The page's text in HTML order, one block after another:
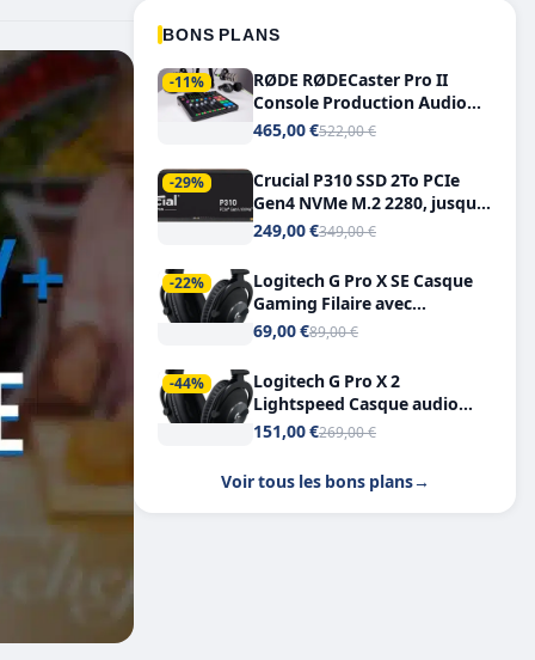
BONS PLANS
-11%
RØDE RØDECaster Pro II
Console Production Audio
Tout-en-Un, Bluetooth et
465,00 €522,00 €
-29%
Crucial P310 SSD 2To PCIe
Gen4 NVMe M.2 2280, jusqu’à
7.100 Mo/s
249,00 €349,00 €
-22%
Logitech G Pro X SE Casque
Gaming Filaire avec
Microphone Micro
7.1
69,00 €89,00 €
-44%
Logitech G Pro X 2
Lightspeed Casque audio
bluetooth
151,00 €269,00 €
Voir tous les bons plans→